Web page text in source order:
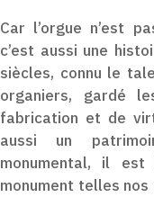
Car l’orgue n’est
c’est aussi une
siècles, connu le
organiers, gardé
fabrication et de
aussi un
monumental, il est
monument telles